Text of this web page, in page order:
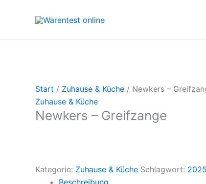
Start / Zuhause & Küche / Newkers –
Zuhause & Küche
Newkers – Greifzange
Kategorie: Zuhause & Küche Schlagwort:
Beschreibung